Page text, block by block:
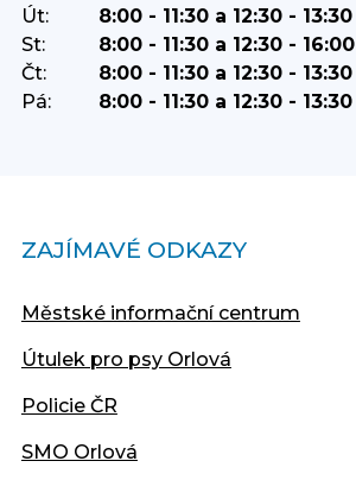
Út:
8:00 - 11:30 a 12:30 - 13:30
St:
8:00 - 11:30 a 12:30 - 16:00
Čt:
8:00 - 11:30 a 12:30 - 13:30
Pá:
8:00 - 11:30 a 12:30 - 13:30
ZAJÍMAVÉ ODKAZY
Městské informační centrum
Útulek pro psy Orlová
Policie ČR
SMO Orlová